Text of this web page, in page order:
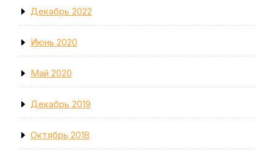
Декабрь 2022
Июнь 2020
Май 2020
Декабрь 2019
Октябрь 2018